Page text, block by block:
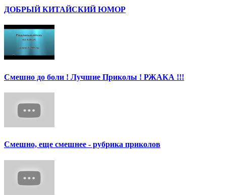
ДОБРЫЙ КИТАЙСКИЙ ЮМОР
Смешно до боли ! Лучшие Приколы ! РЖАКА !!!
Смешно, еще смешнее - рубрика приколов